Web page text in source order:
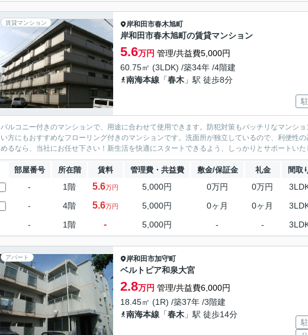
賃貸マンション 岸和田市春木旭町
岸和田市春木旭町の賃貸マンション
5.6万円 管理/共益費5,000円
60.75㎡ (3LDK) /築34年 /4階建
南海本線 「春木 」駅 徒歩8分
バルコニー付きのマンションで、用途に合わせて使用できます。防犯対策もバッチリなマンシ
い方にもおすすめなフローリング付きのマンションです。洗面所が独立しているので、利便性
めるなら、当社にお任せ下さい！新生活を快適にスタートできるよう、しっかりとサポートい
部屋番号 所在階 賃料 管理費・共益費 敷金/保証金 礼金 間取
- 1階 5.6万円 5,000円 0万円 0万円
- 4階 5.6万円 5,000円 0ヶ月 0ヶ月
- 1階 - 5,000円 - -
アパート 岸和田市加守町
ベルトピア和泉大宮
2.8万円 管理/共益費6,000円
18.45㎡ (1R) /築37年 /3階建
南海本線 「春木 」駅 徒歩14分